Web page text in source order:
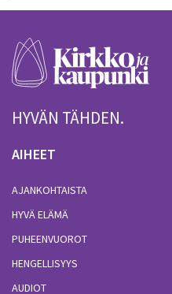
HYVÄN TÄHDEN.
AIHEET
AJANKOHTAISTA
HYVÄ ELÄMÄ
PUHEENVUOROT
HENGELLISYYS
AUDIOT